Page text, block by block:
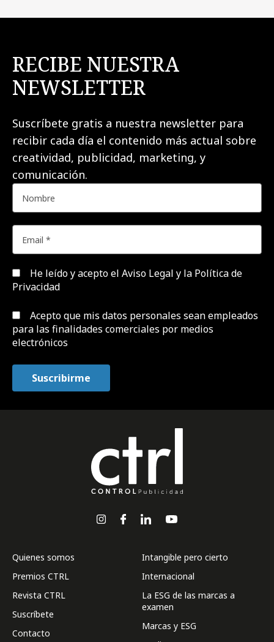
RECIBE NUESTRA
NEWSLETTER
Suscríbete gratis a nuestra newsletter para
recibir cada día el contenido más actual sobre
creatividad, publicidad, marketing, y
comunicación.
He leído y acepto el Aviso Legal y la Política de
Privacidad
Acepto que mis datos personales sean empleados
para las finalidades comerciales por medios
electrónicos
Quienes somos
Premios CTRL
Revista CTRL
Suscríbete
Contacto
Intangible pero cierto
Internacional
La ESG de las marcas a
examen
Marcas y ESG